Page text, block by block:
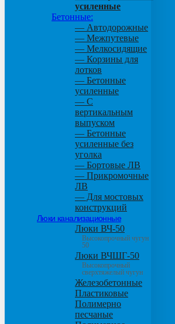
усиленные
Бетонные:
— Автодорожные
— Межпутевые
— Мелкосидящие
— Корзины для
лотков
— Бетонные
усиленные
— С
вертикальным
выпуском
— Бетонные
усиленные без
уголка
— Бортовые ЛВ
— Прикромочные
ЛВ
— Для мостовых
конструкций
Люки канализационные
Люки ВЧ-50
Высокопрочный чугун
50
Люки ВЧШГ-50
Высокопрочный
сверхтяжелый чугун
Железобетонные
Пластиковые
Полимерно
песчаные